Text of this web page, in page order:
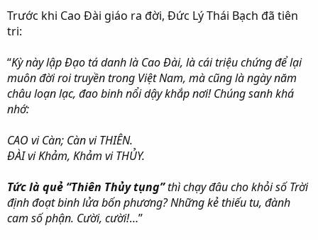
Trước khi Cao Đài giáo ra đời, Đức Lý Thái Bạch đã tiên
tri:
“Kỳ này lập Đạo tá danh là Cao Đài, là cái triệu chứng để lại
muôn đời roi truyền trong Việt Nam, mà cũng là ngày năm
châu loạn lạc, đao binh nổi dậy khắp nơi! Chúng sanh khá
nhớ:
CAO vi Càn; Càn vi THIÊN.
ĐÀI vi Khảm, Khảm vi THỦY.
Tức là quẻ “Thiên Thủy tụng”thì chạy đâu cho khỏi số Trời
định đoạt binh lửa bốn phương? Những kẻ thiếu tu, đành
cam số phận. Cười, cười!…”